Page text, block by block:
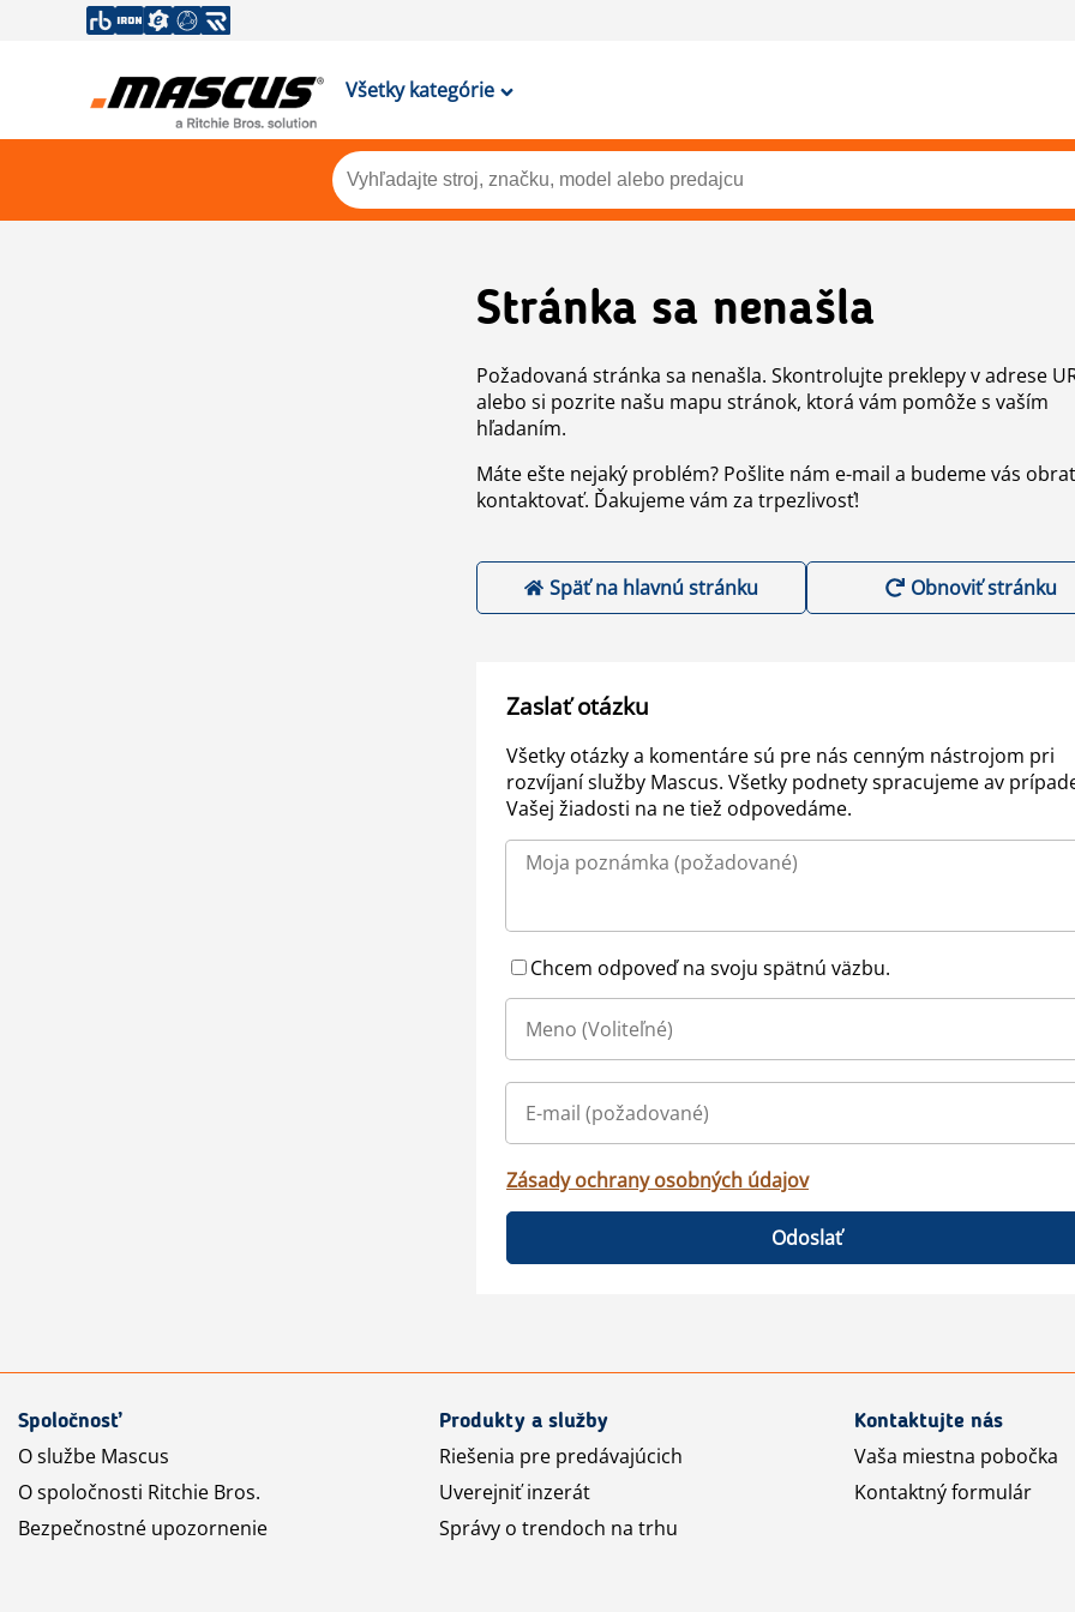
Všetky kategórie
Stránka sa nenašla
Požadovaná stránka sa nenašla. Skontrolujte preklepy v adrese
alebo si pozrite našu mapu stránok, ktorá vám pomôže s vaším
hľadaním.
Máte ešte nejaký problém? Pošlite nám e-mail a budeme vás
kontaktovať. Ďakujeme vám za trpezlivosť!
Späť na hlavnú stránku Obnoviť stránku
Zaslať otázku
Všetky otázky a komentáre sú pre nás cenným nástrojom pri
rozvíjaní služby Mascus. Všetky podnety spracujeme av
Vašej žiadosti na ne tiež odpovedáme.
Chcem odpoveď na svoju spätnú väzbu.
Zásady ochrany osobných údajov
Odoslať
Spoločnosť
O službe Mascus
O spoločnosti Ritchie Bros.
Bezpečnostné upozornenie
Produkty a služby
Riešenia pre predávajúcich
Uverejniť inzerát
Správy o trendoch na trhu
Kontaktujte nás
Vaša miestna pobočka
Kontaktný formulár